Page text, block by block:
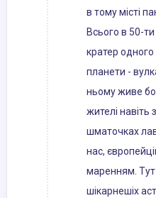
в тому місті
Всього в 50-
кратер одного
планети -
ньому живе
жителі навіть
шматочках
нас,
маренням. Тут
шікарнешіх